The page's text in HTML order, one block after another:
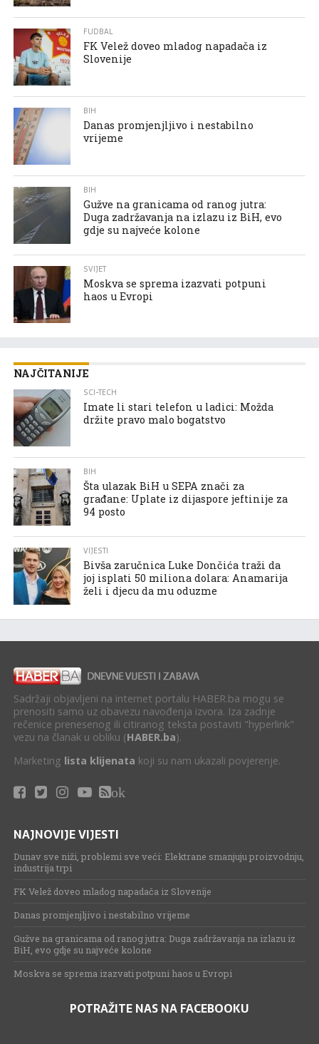
FUDBAL
FK Velež doveo mladog napadača iz
Slovenije
BIH
Danas promjenjljivo i nestabilno
vrijeme
BIH
Gužve na granicama od ranog jutra:
Duga zadržavanja na izlazu iz BiH, evo
gdje su najveće kolone
SVIJET
Moskva se sprema izazvati potpuni
haos u Evropi
NAJČITANIJE
SCI-TECH
Imate li stari telefon u ladici: Možda
držite pravo malo bogatstvo
BIH
Šta ulazak BiH u SEPA znači za
građane: Uplate iz dijaspore jeftinije za
94 posto
VIJESTI
Bivša zaručnica Luke Dončića traži da
joj isplati 50 miliona dolara: Anamarija
želi i djecu da mu oduzme
Sadržaji objavljeni na internet portalu HABER.ba mogu se
prenositi samo uz obavezu navođenja izvora. Iza zadnje
rečenice prenesenog ili citiranog teksta postaviti "hyperlink"
vezu na članak u obliku (HABER.ba).
Marketing lista klijenata koji su nam ukazali povjerenje.
ok
NAJNOVIJE VIJESTI
Dunav sve niži, problemi sve veći: Elektrane smanjuju proizvodnju,
industrija trpi
FK Velež doveo mladog napadača iz Slovenije
Danas promjenjljivo i nestabilno vrijeme
Gužve na granicama od ranog jutra: Duga zadržavanja na izlazu iz
BiH, evo gdje su najveće kolone
Moskva se sprema izazvati potpuni haos u Evropi
POTRAŽITE NAS NA FACEBOOKU